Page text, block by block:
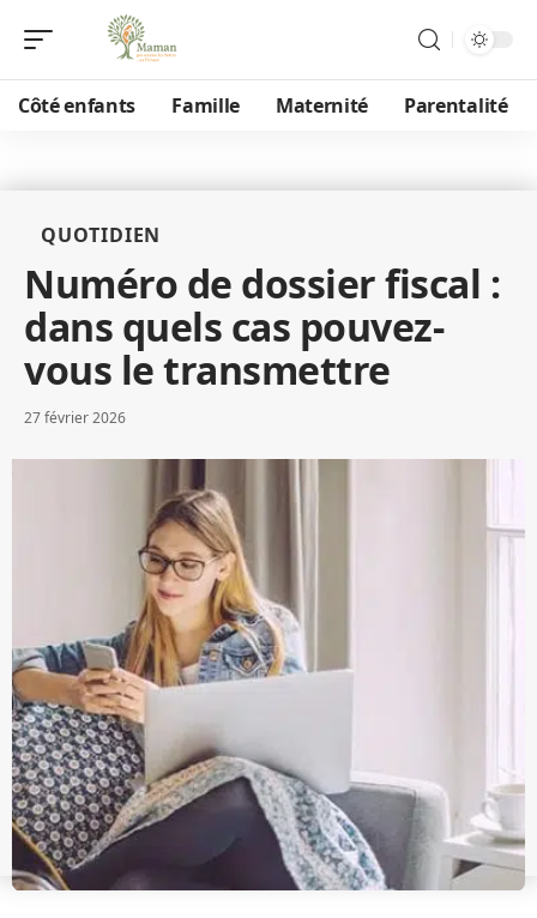
Côté enfants Famille Maternité Parentalité
QUOTIDIEN
Numéro de dossier fiscal :
dans quels cas pouvez-
vous le transmettre
27 février 2026